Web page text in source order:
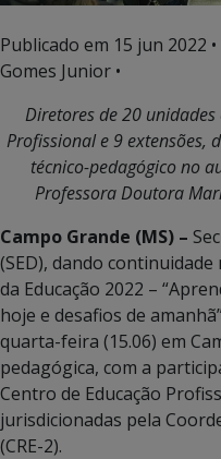
Publicado em 15 jun 2022
Gomes Junior •
Diretores de 20 unidades
Profissional e 9 extensões,
técnico-pedagógico no
Professora Doutora
Campo Grande (MS) –
(SED), dando continuidade
da Educação 2022 –
hoje e desafios de
quarta-feira (15.06) em
pedagógica, com a
Centro de Educação
jurisdicionadas pela
(CRE-2).